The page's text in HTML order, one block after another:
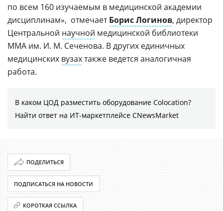
по всем 160 изучаемым в медицинской академии
дисциплинам»,  отмечаетБорис Логинов, директор
Центральной научной медицинской библиотеки
ММА им. И. М. Сеченова. В других единичных
медицинских вузахтакже ведется аналогичная
работа.
В каком ЦОД разместить оборудование Colocation?
Найти ответ на ИТ-маркетплейсе CNewsMarket
ПОДЕЛИТЬСЯ
ПОДПИСАТЬСЯ НА НОВОСТИ
КОРОТКАЯ ССЫЛКА